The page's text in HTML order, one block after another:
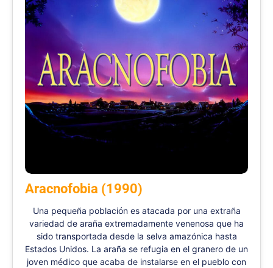
Aracnofobia (1990)
Una pequeña población es atacada por una extraña
variedad de araña extremadamente venenosa que ha
sido transportada desde la selva amazónica hasta
Estados Unidos. La araña se refugia en el granero de un
joven médico que acaba de instalarse en el pueblo con